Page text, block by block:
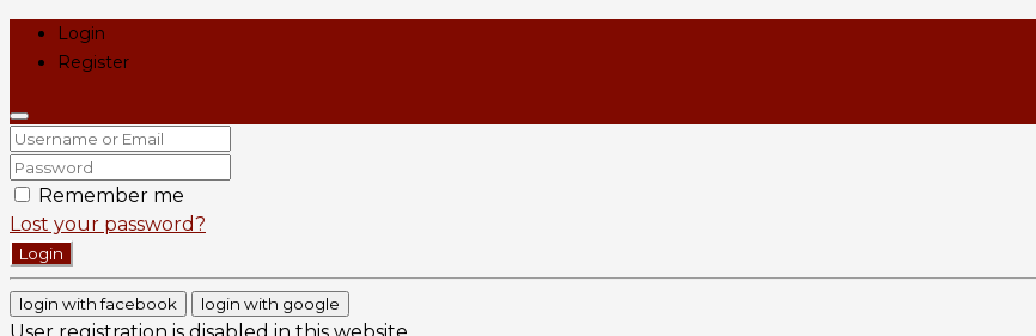
Login
Register
Remember me
Lost your password?
Login
login with facebook login with google